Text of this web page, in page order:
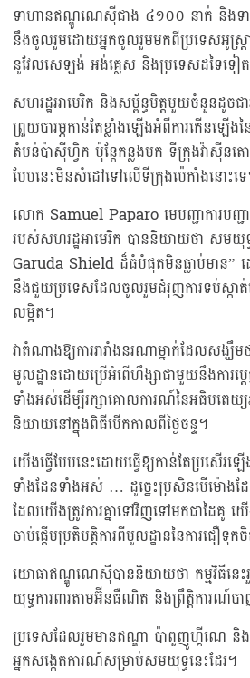
ទាហានឥណ្ឌូណេស៊ីជាង ៤១០០ នាក់ និងទ
នឹងចូលរួមដោយអ្នកចូលរួមមកពីប្រទេសអូស្ត្
នូវែលសេឡង់ អង់គ្លេស និងប្រទេសដទៃទៀ
សហរដ្ឋអាមេរិក និងសម្ព័ន្ធមិត្តមួយចំនួនដូចជ
ព្រួយបារម្ភកាន់តែខ្លាំងឡើងអំពីការកើនឡើ
តំបន់ប៉ាស៊ីហ្វិក ប៉ុន្តែកន្លងមក ទីក្រុងវ៉ាស៊ី
បែបនេះមិនសំដៅទៅលើទីក្រុងប៉េកាំងនោះទ
លោក Samuel Paparo មេបញ្ជាការបញ្ជា
របស់សហរដ្ឋអាមេរិក បាននិយាយថា សមយុទ្
Garuda Shield ដ៏ធំបំផុតមិនធ្លាប់មាន”
នឹងជួយប្រទេសដែលចូលរួមជំរុញការទប់ស្កា
លម្អិត។
វាតំណាងឱ្យការរារាំងនរណាម្នាក់ដែលសង្ឃឹម
មូលដ្ឋានដោយប្រើអំពើហឹង្សាជាមួយនឹងការប្តេ
ទាំងអស់ដើម្បីរក្សាគោលការណ៍នៃអធិបតេយ្
និយាយនៅក្នុងពិធីបើកកាលពីថ្ងៃចន្ទ។
យើងធ្វើបែបនេះដោយធ្វើឱ្យកាន់តែប្រសើរឡ
ទាំងដែនទាំងអស់ … ដូច្នេះប្រសិនបើម៉ោ
ដែលយើងត្រូវការគ្នាទៅវិញទៅមកជាដៃគូ
ចាប់ផ្តើមប្រតិបត្តិការពីមូលដ្ឋាននៃការជឿទុ
យោធាឥណ្ឌូណេស៊ីបាននិយាយថា កម្មវិធីនេ
យុទ្ធការពារតាមអ៊ីនធឺណិត និងព្រឹត្តិការណ៍ប
ប្រទេស​ដែល​រួម​មាន​ឥណ្ឌា ប៉ាពួញូហ្គីណេ និង​
អ្នក​សង្កេតការណ៍​សម្រាប់​សមយុទ្ធ​នេះ​ដែរ។